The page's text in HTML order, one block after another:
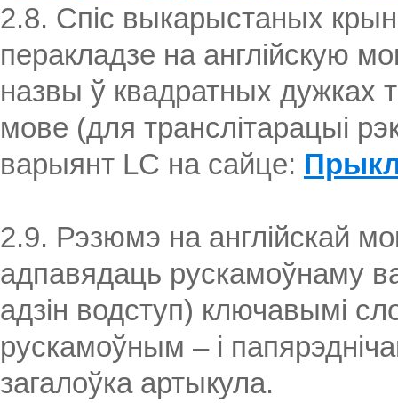
2.8. Спіс выкарыстаных
перакладзе на англійскую
назвы ў квадратных дужках
мове (для транслітарацыі
варыянт LC на сайце:
2.9. Рэзюмэ на англійскай
адпавядаць рускамоўнаму
адзін водступ) ключавымі
рускамоўным – і
загалоўка артыкула.